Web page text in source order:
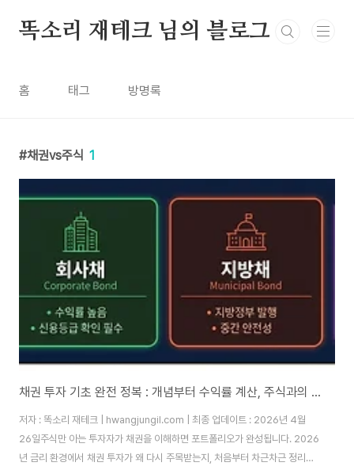
똑소리 재테크 님의 블로그
홈 태그 방명록
채권vs주식 1
채권 투자 기초 완전 정복 : 개념부터 수익률 계산, 주식과의 차이까지
저자 : 똑소리 재테크 | hwangjungil.com | 최종 업데이트 : 2026년 4월
26일주식만 아는 투자자가 채권을 이해하면 포트폴리오가 완성됩니다. 2026
년 금리 환경에서 채권 투자가 왜 다시 주목받는지, 처음부터 차근차근 정리해